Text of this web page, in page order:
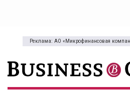
Реклама: АО «Микрофинансовая